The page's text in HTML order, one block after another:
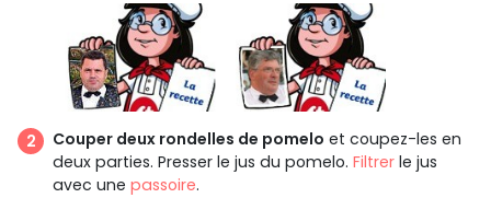
Couper deux rondelles de pomelo et coupez-les en
deux parties. Presser le jus du pomelo. Filtrer le jus
avec une passoire.